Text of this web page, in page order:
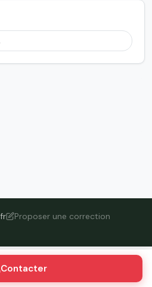
Proposer une correction
Contacter